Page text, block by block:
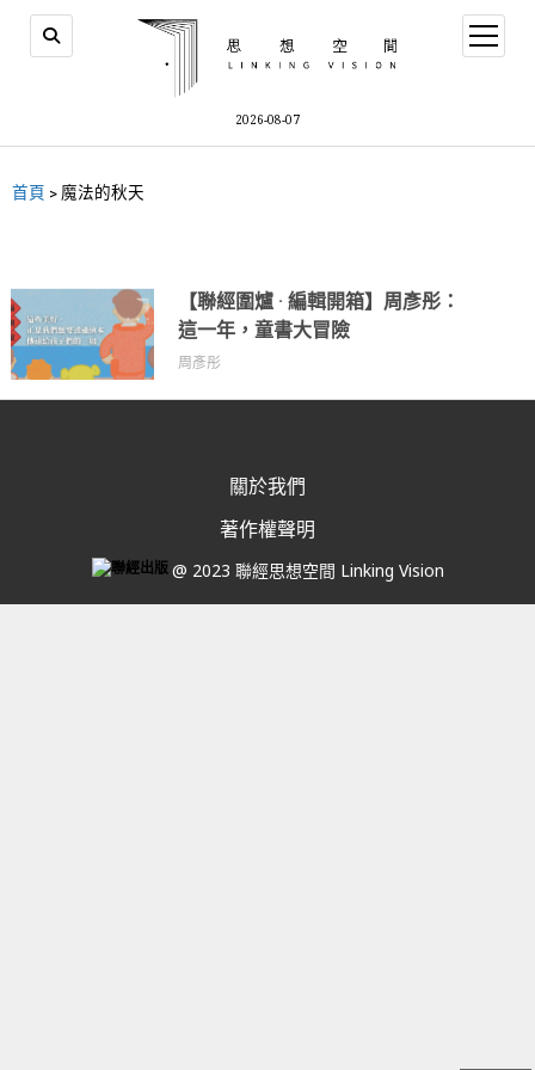
2026-08-07
首頁 > 魔法的秋天
【聯經圍爐 · 編輯開箱】周彥彤：
這一年，童書大冒險
周彥彤
關於我們
著作權聲明
@ 2023 聯經思想空間 Linking Vision